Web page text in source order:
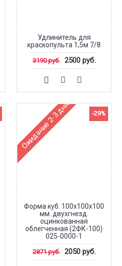
Удлинитель для
краскопульта 1,5м 7/8
3190 руб. 2500 руб.
-29%
Ожидание 2-3 дня
Форма куб. 100х100х100
мм. двухгнезд.
оцинкованная
облегченная (2ФК-100)
025-0000-1
2871 руб. 2050 руб.